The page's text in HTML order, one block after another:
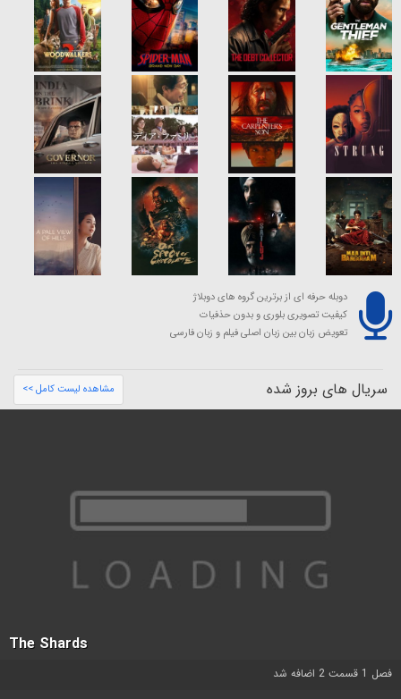
دوبله حرفه ای از برترین گروه های دوبلاژ
کیفیت تصویری بلوری و بدون حذفیات
تعویض زبان بین زبان اصلی فیلم و زبان فارسی
سریال های بروز شده مشاهده لیست کامل >>
The Shards
فصل 1 قسمت 2 اضافه شد